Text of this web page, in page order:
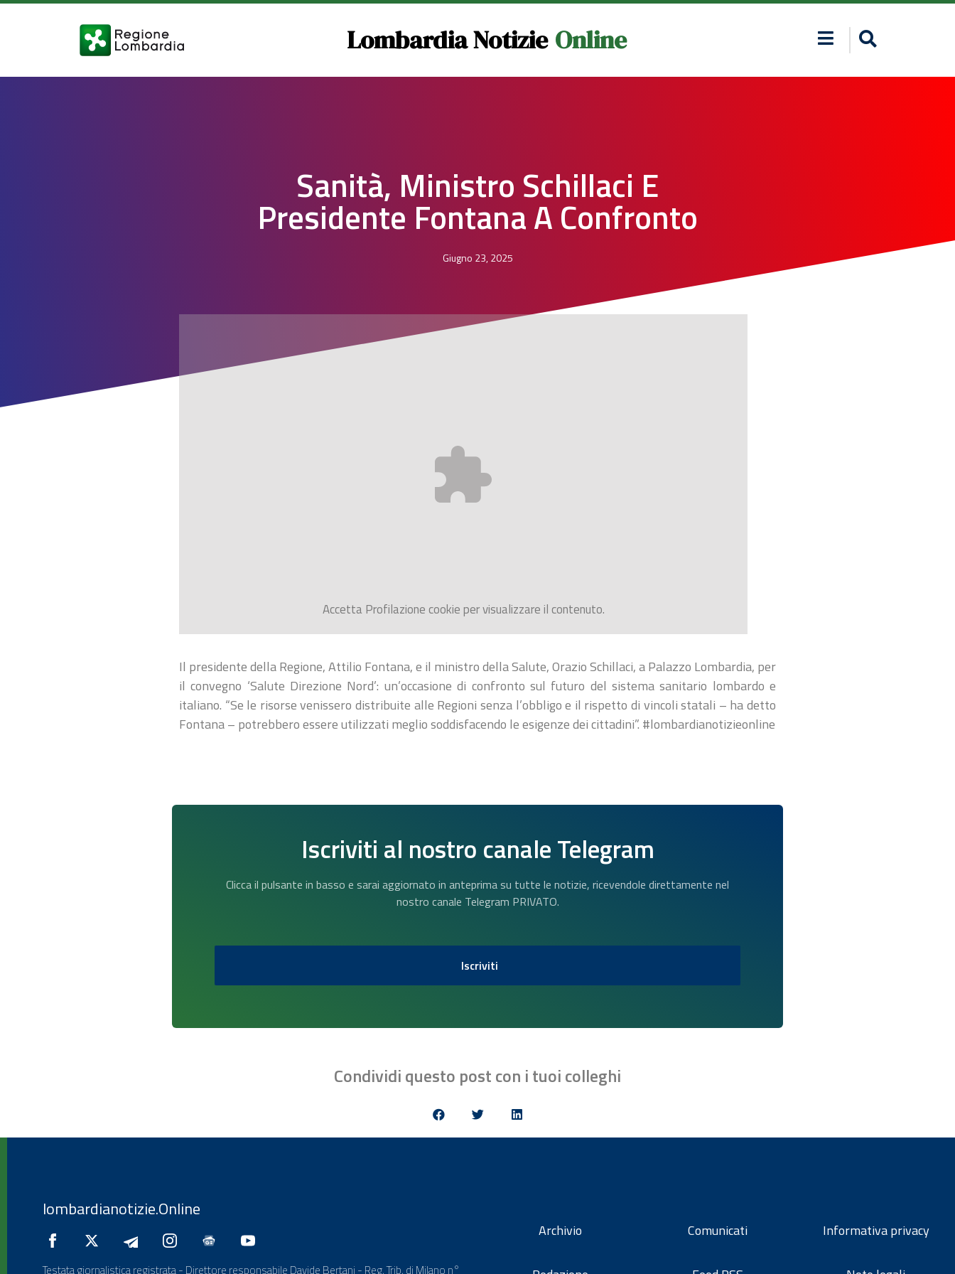
Lombardia Notizie Online
Sanità, Ministro Schillaci E
Presidente Fontana A Confronto
Giugno 23, 2025
AccettaProfilazionecookie per visualizzare il contenuto.
Il presidente della Regione, Attilio Fontana, e il ministro della Salute, Orazio Schillaci, a Palazzo Lombardia, per
il convegno ‘Salute Direzione Nord’: un’occasione di confronto sul futuro del sistema sanitario lombardo e
italiano. “Se le risorse venissero distribuite alle Regioni senza l’obbligo e il rispetto di vincoli statali – ha detto
Fontana – potrebbero essere utilizzati meglio soddisfacendo le esigenze dei cittadini”. #lombardianotizieonline
Iscriviti al nostro canale Telegram
Clicca il pulsante in basso e sarai aggiornato in anteprima su tutte le notizie, ricevendole direttamente nel
nostro canale Telegram PRIVATO.
Iscriviti
Condividi questo post con i tuoi colleghi
lombardianotizie.Online
Testata giornalistica registrata - Direttore responsabile Davide Bertani - Reg. Trib. di Milano n°
Archivio Comunicati Informativa privacy